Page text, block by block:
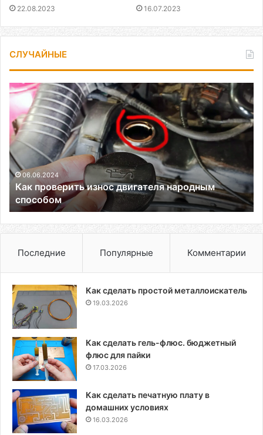
22.08.2023 16.07.2023
СЛУЧАЙНЫЕ
Как
проверить
износ
двигателя
народным
способом
06.06.2024
Как проверить износ двигателя народным
способом
Последние Популярные Комментарии
Как сделать простой металлоискатель
19.03.2026
Как сделать гель-флюс. бюджетный
флюс для пайки
17.03.2026
Как сделать печатную плату в
домашних условиях
16.03.2026